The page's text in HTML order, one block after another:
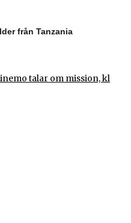
från Tanzania
talar om mission, kl